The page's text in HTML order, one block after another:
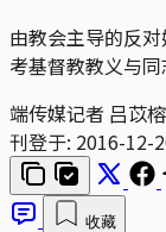
由教会主导的反
考基督教教义与
端传媒记者 吕苡
刊登于: 2016-12-
收藏